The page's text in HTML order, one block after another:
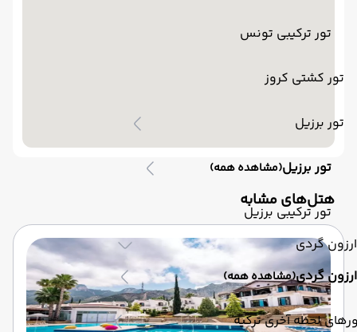
تور ترکیبی تونس
تور کشتی کروز
تور برزیل
تور برزیل(مشاهده همه)
تور ترکیبی برزیل
ارزون گردی
ارزون گردی(مشاهده همه)
لحظه آخری ترکیه
‌هتل‌های مشابه